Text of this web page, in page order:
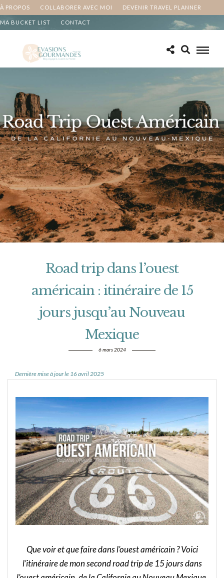
À PROPOS COLLABORER AVEC MOI DEVENIR TRAVEL PLANNER
MA BUCKET LIST CONTACT
Road trip dans l’ouest
américain : itinéraire de 15
jours jusqu’au Nouveau
Mexique
6 mars 2024
Dernière mise à jour le 16 avril 2025
Que voir et que faire dans l’ouest américain ? Voici
l’itinéraire de mon second road trip de 15 jours dans